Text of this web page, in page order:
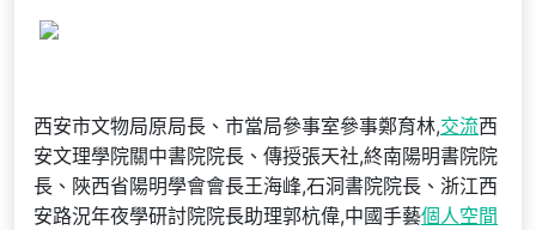
西安市文物局原局長、市當局參事室參事鄭育林,交流西
安文理學院關中書院院長、傳授張天社,終南陽明書院院
長、陜西省陽明學會會長王海峰,石洞書院院長、浙江西
安路況年夜學研討院院長助理郭杭偉,中國手藝個人空間